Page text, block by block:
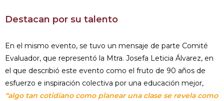
Destacan por su talento
En el mismo evento, se tuvo un mensaje de parte Comité
Evaluador, que representó la Mtra. Josefa Leticia Álvarez, en
el que describió este evento como el fruto de 90 años de
esfuerzo e inspiración colectiva por una educación mejor,
“algo tan cotidiano como planear una clase se revela como